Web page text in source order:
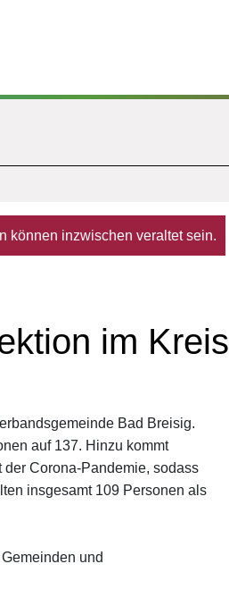
können inzwischen veraltet sein.
im Kreis
Bad Breisig.
auf 137. Hinzu kommt
Corona-Pandemie, sodass
insgesamt 109 Personen als
und